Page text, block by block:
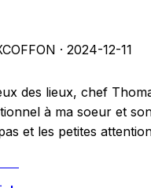
· 2024-12-11
des lieux, chef
à ma soeur et
et les petites